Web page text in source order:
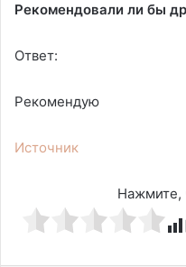
Рекомендовали ли бы
Ответ:
Рекомендую
Источник
Нажмите,